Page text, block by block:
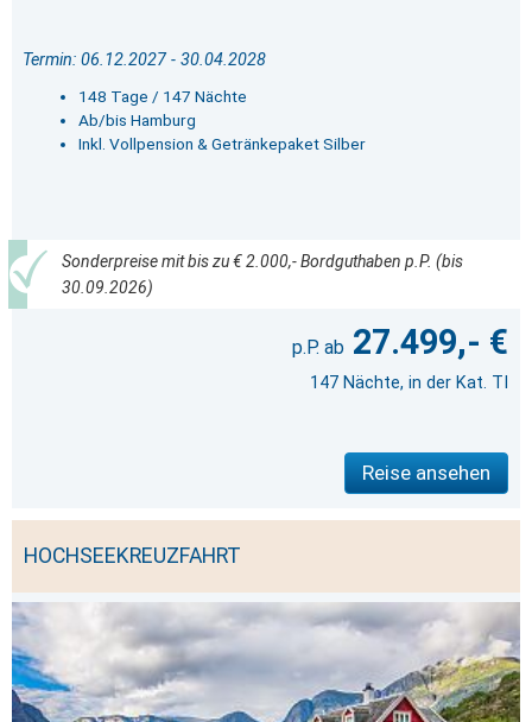
Termin: 06.12.2027 - 30.04.2028
148 Tage / 147 Nächte
Ab/bis Hamburg
Inkl. Vollpension & Getränkepaket Silber
Sonderpreise mit bis zu € 2.000,- Bordguthaben p.P. (bis
30.09.2026)
27.499,- €
147 Nächte, in der Kat. TI
Reise ansehen
HOCHSEEKREUZFAHRT